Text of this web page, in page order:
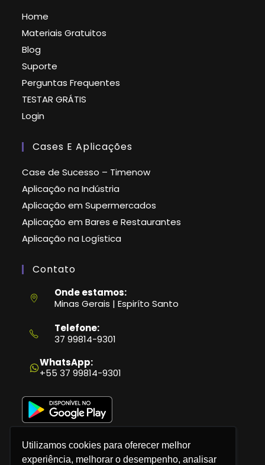
Utilizamos cookies para oferecer melhor
experiência, melhorar o desempenho, analisar
Home
Materiais Gratuitos
Blog
Suporte
Perguntas Frequentes
TESTAR GRÁTIS
Login
Cases E Aplicações
Case de Sucesso – Timenow
Aplicação na Indústria
Aplicação em Supermercados
Aplicação em Bares e Restaurantes
Aplicação na Logística
Contato
Onde estamos:
Minas Gerais | Espiríto Santo
Telefone:
37 99814-9301
em
seu
aplicativo
WhatsApp:
+55 37 99814-9301